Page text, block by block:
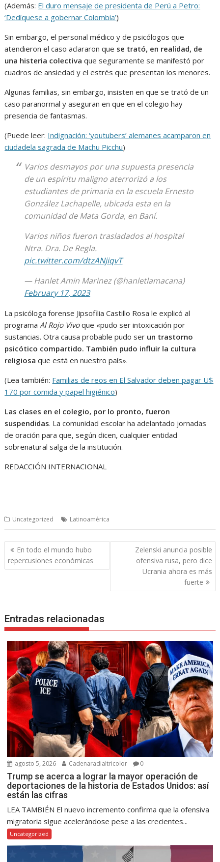
(Además: El duro mensaje de presidenta de Perú a Petro:
‘Dedíquese a gobernar Colombia’)
Sin embargo, el personal médico y de psicólogos que
atendieron el caso aclararon que se trató, en realidad, de
una histeria colectiva que seguramente se manifestó por
cuadros de ansiedad y el estrés que presentan los menores.
Algunas familias, sin embargo, insisten en que se trató de un
caso paranormal y aseguran en que en el colegio hay
presencia de fantasmas.
(Puede leer: Indignación: ‘youtubers’ alemanes acamparon en
ciudadela sagrada de Machu Picchu)
Varios desmayos por una supuesta presencia
de un espíritu maligno aterrorizó a los
estudiantes de primaria en la escuela Ernesto
González Lachapelle, ubicada esta en la
comunidad de Mata Gorda, en Baní.
Varios niños fueron trasladados al hospital
Ntra. Dra. De Regla.
pic.twitter.com/dtzANjiqvT
— Hanlet Amin Marinez (@hanletlamacana)
February 17, 2023
La psicóloga forense Jipsofilia Castillo Rosa le explicó al
programaAl Rojo Vivoque «pudo ser intoxicación por
sustancias. Otra causa probable pudo ser un trastorno
psicótico compartido. También pudo influir la cultura
religiosa que está en nuestro país».
(Lea también: Familias de reos en El Salvador deben pagar U$
170 por comida y papel higiénico)
Las clases en el colegio, por lo pronto, fueron
suspendidas. La comunidad escolar ha adelantado jornadas
de oración para que, según dicen, cualquier entidad
sobrenatural salga de la institución.
REDACCIÓN INTERNACIONAL
Uncategorized Latinoamérica
Navegación
de
entradas
En todo el mundo hubo
repercusiones económicas
Zelenski anuncia posible
ofensiva rusa, pero dice
Ucrania ahora es más
fuerte
Entradas relacionadas
agosto 5, 2026 Cadenaradialtricolor 0
Trump se acerca a lograr la mayor operación de
deportaciones de la historia de Estados Unidos: así
están las cifras
LEA TAMBIÉN El nuevo incremento confirma que la ofensiva
migratoria sigue acelerándose pese a las crecientes...
Uncategorized